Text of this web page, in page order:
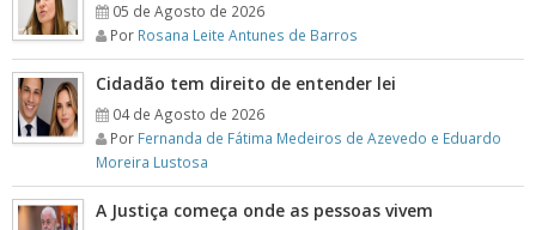
05 de Agosto de 2026
Por Rosana Leite Antunes de Barros
Cidadão tem direito de entender lei
04 de Agosto de 2026
Por Fernanda de Fátima Medeiros de Azevedo e Eduardo
Moreira Lustosa
A Justiça começa onde as pessoas vivem